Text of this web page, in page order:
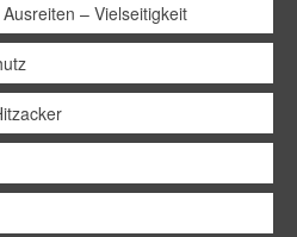
– Vielseitigkeit